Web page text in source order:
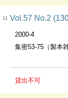
11 Vol.57 No.2
2000-4
集密53-75（製本雑
貸出不可